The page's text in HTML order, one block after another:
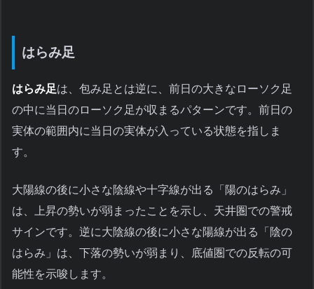
はらみ足
はらみ足は、包み足とは逆に、前日の大きなローソク足
の中に当日のローソク足が収まるパターンです。前日の
実体の範囲内に当日の実体が入っている状態を指しま
す。
大陽線の後に小さな陰線や十字線が出る「陽のはらみ」
は、上昇の勢いが弱まったことを示し、天井圏での警戒
サインです。逆に大陰線の後に小さな陽線が出る「陰の
はらみ」は、下落の勢いが弱まり、底値圏での反転の可
能性を示唆します。